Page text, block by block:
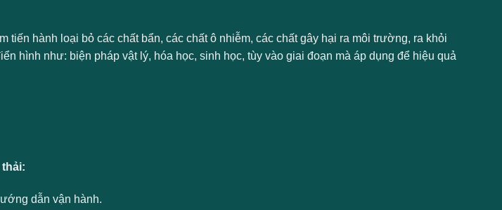
tiến hành loại bỏ các chất bẩn, các chất ô nhiễm, các chất gây hại ra môi trường, ra khỏi
hình như: biện pháp vật lý, hóa học, sinh học, tùy vào giai đoạn mà áp dụng để hiệu quả
dẫn vận hành.